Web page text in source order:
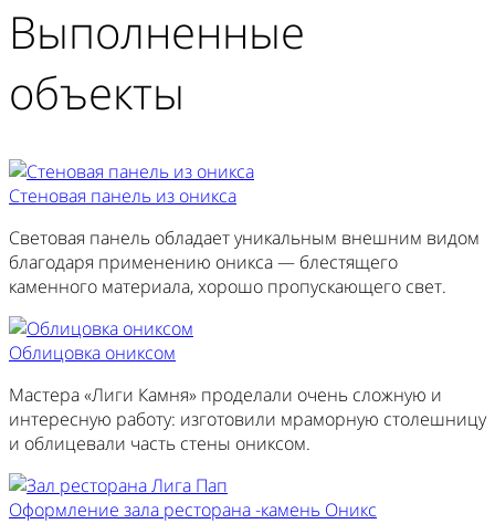
Выполненные
объекты
Стеновая панель из оникса
Световая панель обладает уникальным внешним видом
благодаря применению оникса — блестящего
каменного материала, хорошо пропускающего свет.
Облицовка ониксом
Мастера «Лиги Камня» проделали очень сложную и
интересную работу: изготовили мраморную столешницу
и облицевали часть стены ониксом.
Оформление зала ресторана -камень Оникс